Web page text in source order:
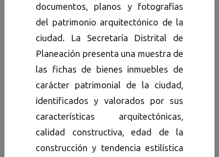
atravesaron la vida bogotana
del siglo pasado. Esta
exposición corresponde a una
primera versión de lo que se
proyecta como una exposición
de carácter permanente, que
será enriquecida año tras año,
con las múltiples joyas y piezas
que custodia el archivo de
nuestra ciudad, y custodiará en
documentos, planos y fotografías
del patrimonio arquitectónico de la
ciudad. La Secretaría Distrital de
Planeación presenta una muestra de
las fichas de bienes inmuebles de
carácter patrimonial de la ciudad,
identificados y valorados por sus
características arquitectónicas,
calidad constructiva, edad de la
construcción y tendencia estilística